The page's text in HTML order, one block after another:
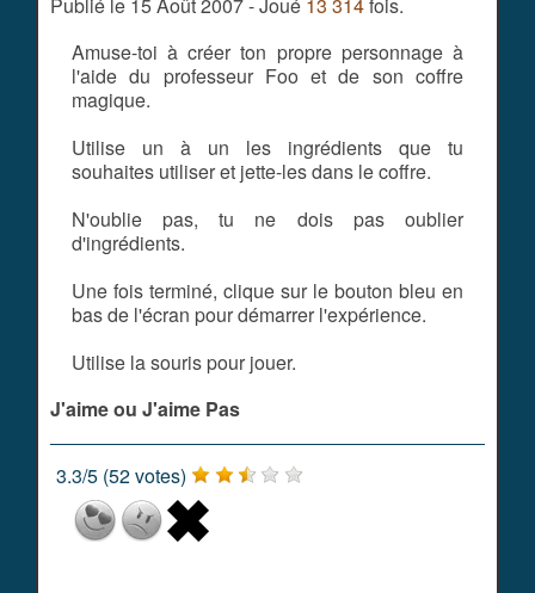
Amuse-toi à créer ton propre personnage à
l'aide du professeur Foo et de son coffre
magique.
Utilise un à un les ingrédients que tu
souhaites utiliser et jette-les dans le coffre.
N'oublie pas, tu ne dois pas oublier
d'ingrédients.
Une fois terminé, clique sur le bouton bleu en
bas de l'écran pour démarrer l'expérience.
Utilise la souris pour jouer.
J'aime ou J'aime Pas
3.3/5 (52votes)